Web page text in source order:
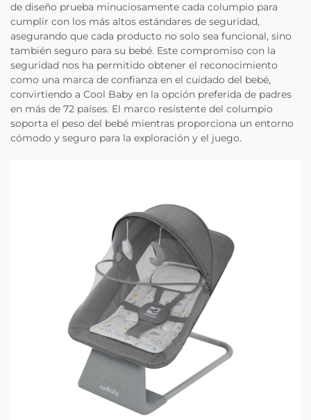
de diseño prueba minuciosamente cada columpio para
cumplir con los más altos estándares de seguridad,
asegurando que cada producto no solo sea funcional, sino
también seguro para su bebé. Este compromiso con la
seguridad nos ha permitido obtener el reconocimiento
como una marca de confianza en el cuidado del bebé,
convirtiendo a Cool Baby en la opción preferida de padres
en más de 72 países. El marco resistente del columpio
soporta el peso del bebé mientras proporciona un entorno
cómodo y seguro para la exploración y el juego.